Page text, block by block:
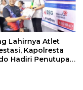
Lahirnya Atlet
Kapolresta
Hadiri Penutupan